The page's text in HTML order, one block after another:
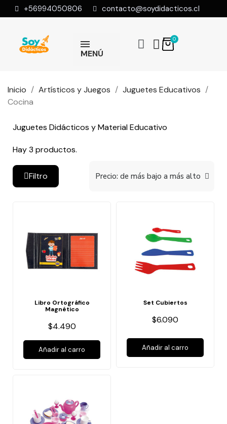
+56994050806 contacto@soydidacticos.cl
MENÚ
Inicio Artísticos y Juegos
Juguetes Educativos
Cocina
Juguetes Didácticos y Material Educativo
Hay 3 productos.
Filtro
Libro Ortográfico
Magnético
$4.490
Añadir al carro
Set Cubiertos
$6.090
Añadir al carro